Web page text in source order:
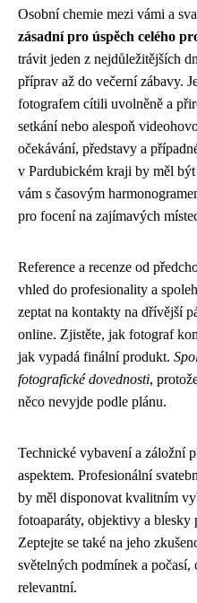
Osobní chemie mezi vámi a
zásadní pro úspěch celého
trávit jeden z nejdůležitějších
příprav až do večerní zábavy.
fotografem cítili uvolněně a
setkání nebo alespoň
očekávání, představy a
v Pardubickém kraji by měl
vám s časovým
pro focení na zajímavých
Reference a recenze od
vhled do profesionality a
zeptat na kontakty na dřívější
online. Zjistěte, jak fotograf
jak vypadá finální produkt.
fotografické dovednosti,
něco nevyjde podle plánu.
Technické vybavení a záložní
aspektem. Profesionální
by měl disponovat kvalitním
fotoaparáty, objektivy a
Zeptejte se také na jeho
světelných podmínek a
relevantní.